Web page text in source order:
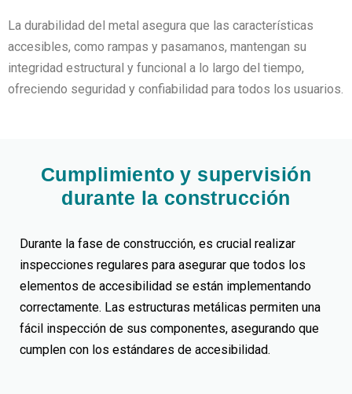
La durabilidad del metal asegura que las características
accesibles, como rampas y pasamanos, mantengan su
integridad estructural y funcional a lo largo del tiempo,
ofreciendo seguridad y confiabilidad para todos los usuarios.
Cumplimiento y supervisión
durante la construcción
Durante la fase de construcción, es crucial realizar
inspecciones regulares para asegurar que todos los
elementos de accesibilidad se están implementando
correctamente. Las estructuras metálicas permiten una
fácil inspección de sus componentes, asegurando que
cumplen con los estándares de accesibilidad.